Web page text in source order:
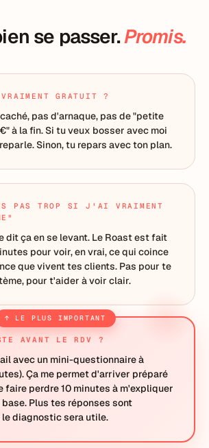
se passer.Promis.
GRATUIT ?
pas d'arnaque, pas de "petite
à la fin. Si tu veux bosser avec moi
Sinon, tu repars avec ton plan.
PAS TROP SI J'AI VRAIMENT
dit ça en se levant. Le Roast est fait
pour voir, en vrai, ce qui coince
que vivent tes clients. Pas pour te
pour t'aider à voir clair.
↑ LE PLUS IMPORTANT
AVANT LE RDV ?
avec un mini-questionnaire à
Ça me permet d'arriver préparé
faire perdre 10 minutes à m'expliquer
Plus tes réponses sont
diagnostic sera utile.